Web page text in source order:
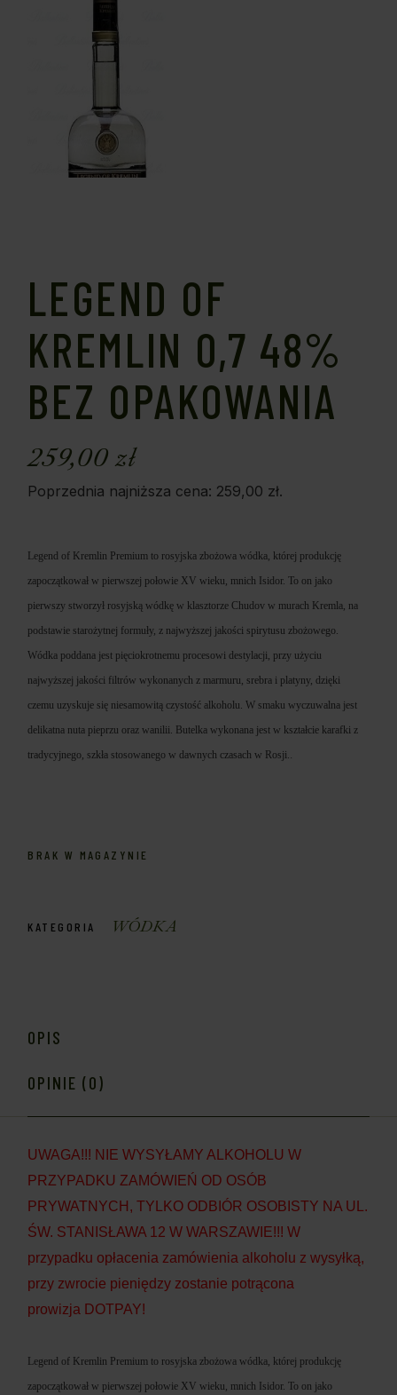
LEGEND OF
KREMLIN 0,7 48%
BEZ OPAKOWANIA
259,00zł
Poprzednia najniższa cena: 259,00 zł.
Legend of Kremlin Premium to rosyjska zbożowa wódka, której produkcję
zapoczątkował w pierwszej połowie XV wieku, mnich Isidor. To on jako
pierwszy stworzył rosyjską wódkę w klasztorze Chudov w murach Kremla, na
podstawie starożytnej formuły, z najwyższej jakości spirytusu zbożowego.
Wódka poddana jest pięciokrotnemu procesowi destylacji, przy użyciu
najwyższej jakości filtrów wykonanych z marmuru, srebra i platyny, dzięki
czemu uzyskuje się niesamowitą czystość alkoholu. W smaku wyczuwalna jest
delikatna nuta pieprzu oraz wanilii. Butelka wykonana jest w kształcie karafki z
tradycyjnego, szkła stosowanego w dawnych czasach w Rosji..
BRAK W MAGAZYNIE
KATEGORIA WÓDKA
OPIS
OPINIE (0)
UWAGA!!! NIE WYSYŁAMY ALKOHOLU W
PRZYPADKU ZAMÓWIEŃ OD OSÓB
PRYWATNYCH, TYLKO ODBIÓR OSOBISTY NA UL.
ŚW. STANISŁAWA 12 W WARSZAWIE!!! W
przypadku opłacenia zamówienia alkoholu z wysyłką,
przy zwrocie pieniędzy zostanie potrącona
prowizja DOTPAY!
Legend of Kremlin Premium to rosyjska zbożowa wódka, której produkcję
zapoczątkował w pierwszej połowie XV wieku, mnich Isidor. To on jako